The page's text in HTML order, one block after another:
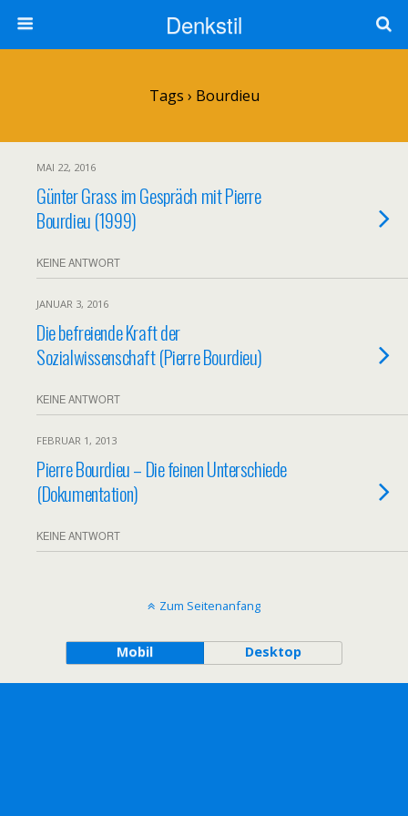
Denkstil
Tags › Bourdieu
MAI 22, 2016
Günter Grass im Gespräch mit Pierre
Bourdieu (1999)
KEINE ANTWORT
JANUAR 3, 2016
Die befreiende Kraft der
Sozialwissenschaft (Pierre Bourdieu)
KEINE ANTWORT
FEBRUAR 1, 2013
Pierre Bourdieu – Die feinen Unterschiede
(Dokumentation)
KEINE ANTWORT
Zum Seitenanfang
Mobil Desktop